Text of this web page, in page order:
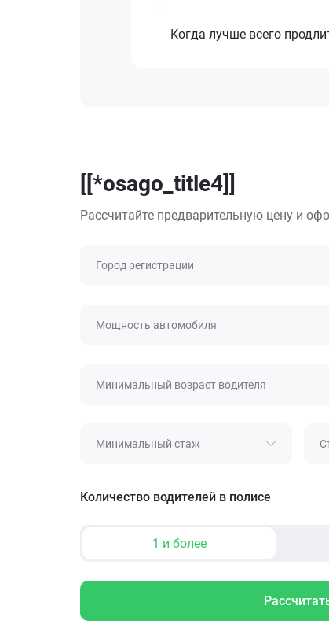
Когда лучше всего
[[*osago_title4]]
Рассчитайте предварительную цену и
Город регистрации
Мощность автомобиля
Минимальный возраст водителя
Минимальный стаж
Количество водителей в полисе
1 и более